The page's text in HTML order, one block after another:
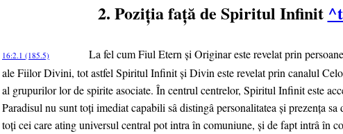
2. Poziţia faţă de Spiritul Infinit
16:2.1 (185.5)
La fel cum Fiul Etern şi Originar este revelat prin
ale Fiilor Divini, tot astfel Spiritul Infinit şi Divin este revelat prin canalul
al grupurilor lor de spirite asociate. În centrul centrelor, Spiritul Infinit este
Paradisul nu sunt toţi imediat capabili sâ distingâ personalitatea şi prezenţa
toţi cei care ating universul central pot intra în comuniune, şi de fapt intrâ în